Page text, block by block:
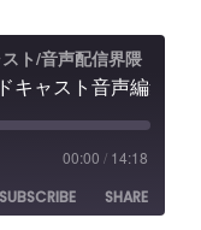
ト/音声配信界隈
00:00 / 14:18
SUBSCRIBE
SHARE